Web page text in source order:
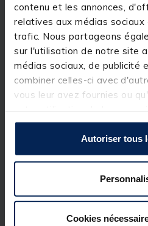
contenu et les annonces,
relatives aux médias
trafic. Nous partageons
sur l'utilisation de notre site
médias sociaux, de publicité
combiner celles-ci avec
vous leur avez fournies ou
Autoriser tous
Cookies
Description
Description &
Description
notre mélange MIH avec
pour un confort stretch
un badge Nash carpe tissé
en Vert ou Noir, du S au